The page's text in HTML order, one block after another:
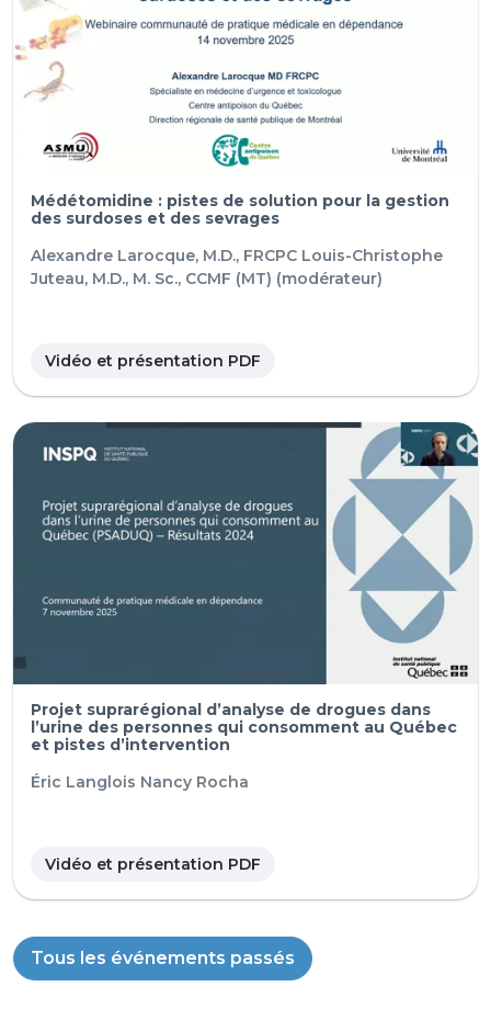
Médétomidine : pistes de solution pour la gestion
des surdoses et des sevrages
Alexandre Larocque, M.D., FRCPC Louis-Christophe
Juteau, M.D., M. Sc., CCMF (MT) (modérateur)
Vidéo et présentation PDF
Projet suprarégional d’analyse de drogues dans
l’urine des personnes qui consomment au Québec
et pistes d’intervention
Éric Langlois Nancy Rocha
Vidéo et présentation PDF
Tous les événements passés